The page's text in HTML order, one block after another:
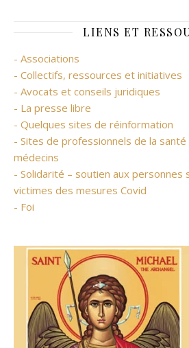
LIENS ET
- Associations
- Collectifs, ressources et initiatives
- Avocats et conseils juridiques
- La presse libre
- Quelques sites de réinformation
- Sites de professionnels de la santé
médecins
- Solidarité – soutien aux personnes
victimes des mesures Covid
- Foi